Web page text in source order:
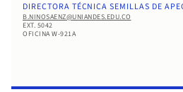
DIRECTORA TÉCNICA SEMILLAS DE
B.NINOSAENZ@UNIANDES.EDU.CO
EXT. 5042
OFICINA W-921A